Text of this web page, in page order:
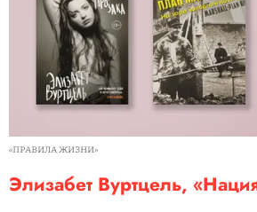
«ПРАВИЛА ЖИЗНИ»
Элизабет Вуртцель,